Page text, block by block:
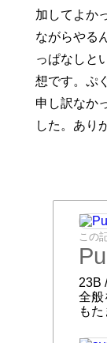
加してよか
ながらやる
っぱなしと
想です。ぷ
申し訳なか
した。あり
この
23B
全般
も